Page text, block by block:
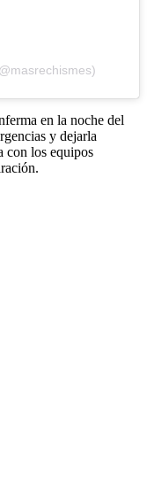
en la noche del
y dejarla
con los equipos